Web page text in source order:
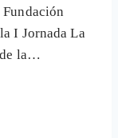
Fundación
I Jornada La
de la…